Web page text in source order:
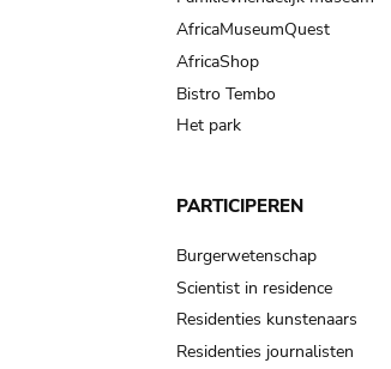
AfricaMuseumQuest
AfricaShop
Bistro Tembo
Het park
PARTICIPEREN
Burgerwetenschap
Scientist in residence
Residenties kunstenaars
Residenties journalisten